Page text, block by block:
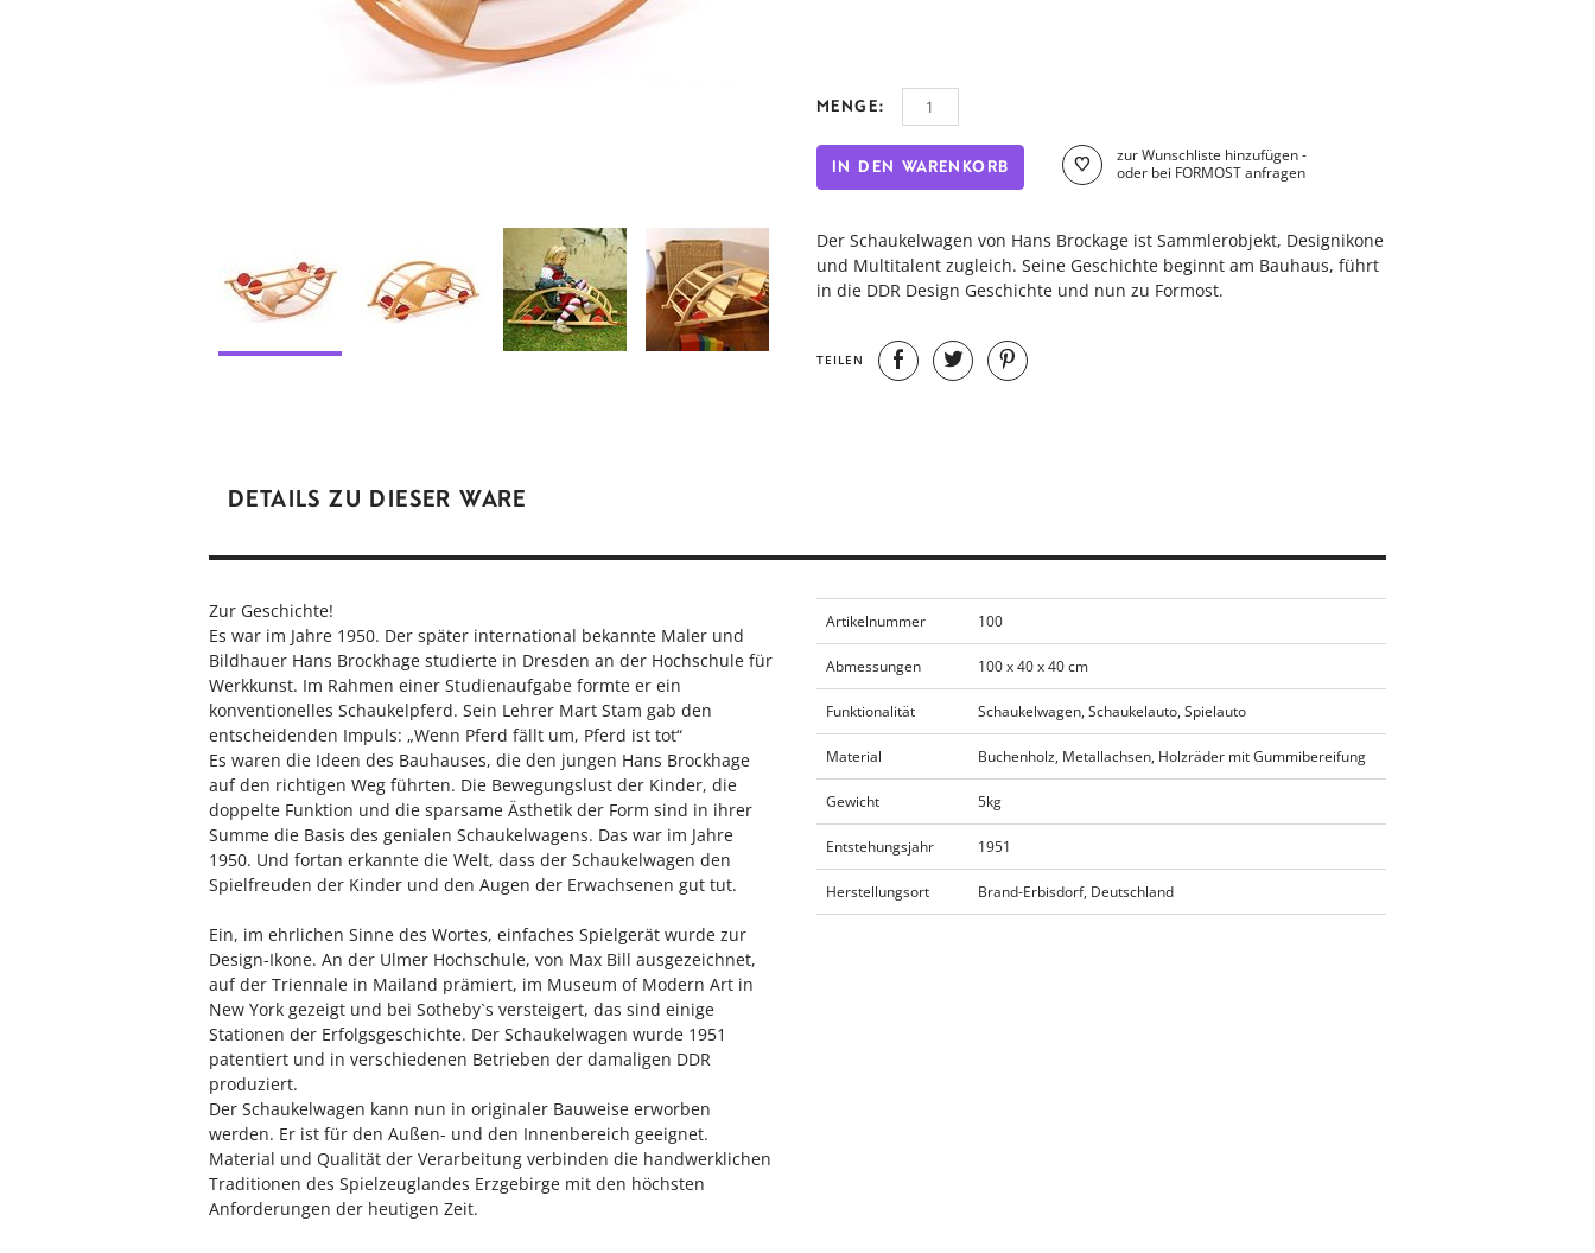
MENGE:
IN DEN WARENKORB
zur Wunschliste hinzufügen -
oder bei FORMOST anfragen
Der Schaukelwagen von Hans Brockage ist Sammlerobjekt, Designikone
und Multitalent zugleich. Seine Geschichte beginnt am Bauhaus, führt
in die DDR Design Geschichte und nun zu Formost.
TEILEN
DETAILS ZU DIESER WARE
Zur Geschichte!
Es war im Jahre 1950. Der später international bekannte Maler und
Bildhauer Hans Brockhage studierte in Dresden an der Hochschule für
Werkkunst. Im Rahmen einer Studienaufgabe formte er ein
konventionelles Schaukelpferd. Sein Lehrer Mart Stam gab den
entscheidenden Impuls: „Wenn Pferd fällt um, Pferd ist tot“
Es waren die Ideen des Bauhauses, die den jungen Hans Brockhage
auf den richtigen Weg führten. Die Bewegungslust der Kinder, die
doppelte Funktion und die sparsame Ästhetik der Form sind in ihrer
Summe die Basis des genialen Schaukelwagens. Das war im Jahre
1950. Und fortan erkannte die Welt, dass der Schaukelwagen den
Spielfreuden der Kinder und den Augen der Erwachsenen gut tut.
Ein, im ehrlichen Sinne des Wortes, einfaches Spielgerät wurde zur
Design-Ikone. An der Ulmer Hochschule, von Max Bill ausgezeichnet,
auf der Triennale in Mailand prämiert, im Museum of Modern Art in
New York gezeigt und bei Sotheby`s versteigert, das sind einige
Stationen der Erfolgsgeschichte. Der Schaukelwagen wurde 1951
patentiert und in verschiedenen Betrieben der damaligen DDR
produziert.
Der Schaukelwagen kann nun in originaler Bauweise erworben
werden. Er ist für den Außen- und den Innenbereich geeignet.
Material und Qualität der Verarbeitung verbinden die handwerklichen
Traditionen des Spielzeuglandes Erzgebirge mit den höchsten
Anforderungen der heutigen Zeit.
Artikelnummer 100
Abmessungen 100 x 40 x 40 cm
Funktionalität Schaukelwagen, Schaukelauto, Spielauto
Material Buchenholz, Metallachsen, Holzräder mit Gummibereifung
Gewicht 5kg
Entstehungsjahr 1951
Herstellungsort Brand-Erbisdorf, Deutschland